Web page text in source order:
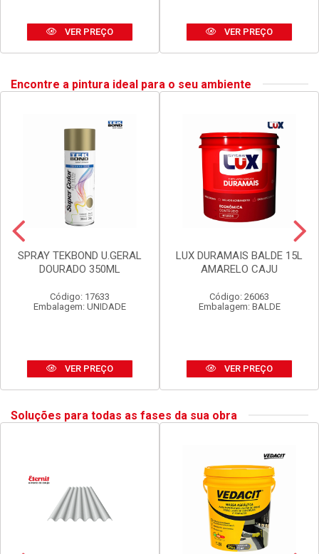
VER PREÇO VER PREÇO
Encontre a pintura ideal para o seu ambiente
SPRAY TEKBOND U.GERAL
DOURADO 350ML
Código: 17633
Embalagem: UNIDADE
VER PREÇO
LUX DURAMAIS BALDE 15L
AMARELO CAJU
Código: 26063
Embalagem: BALDE
VER PREÇO
Soluções para todas as fases da sua obra